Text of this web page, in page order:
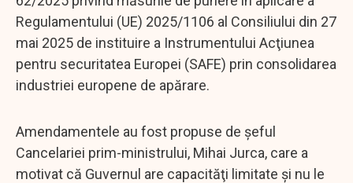
Regulamentului (UE) 2025/1106 al Consiliului din 27
mai 2025 de instituire a Instrumentului Acţiunea
pentru securitatea Europei (SAFE) prin consolidarea
industriei europene de apărare.
Amendamentele au fost propuse de şeful
Cancelariei prim-ministrului, Mihai Jurca, care a
motivat că Guvernul are capacităţi limitate şi nu le